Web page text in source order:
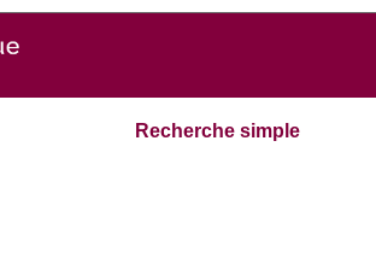
Recherche simple